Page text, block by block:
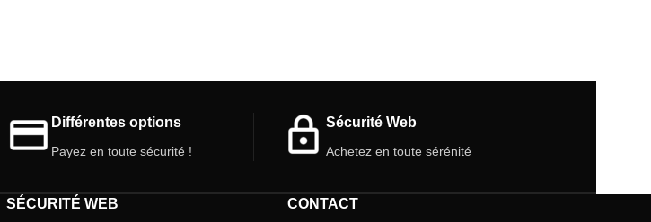
Différentes options
Payez en toute sécurité !
Sécurité Web
Achetez en toute sérénité
SÉCURITÉ WEB CONTACT